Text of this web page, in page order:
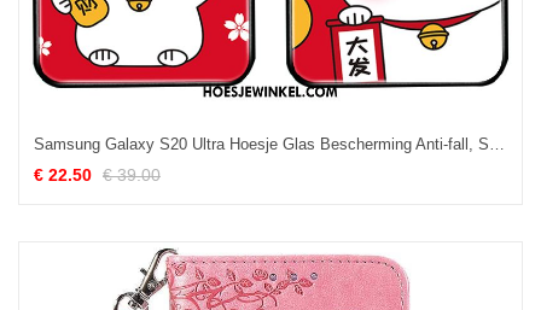
Samsung Galaxy S20 Ultra Hoesje Glas Bescherming Anti-fall, Samsung Galaxy S20 Ultra Hoesje Trendy Merk Rood
€ 22.50 € 39.00